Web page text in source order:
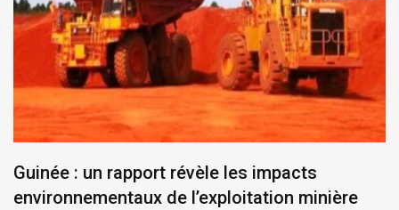
Guinée : un rapport révèle les impacts
environnementaux de l’exploitation minière